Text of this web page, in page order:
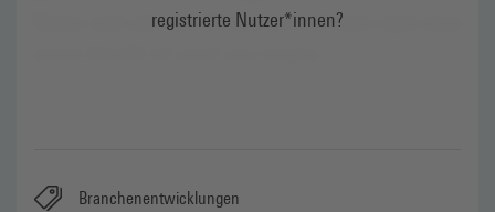
registrierte Nutzer*innen?
Branchenentwicklungen